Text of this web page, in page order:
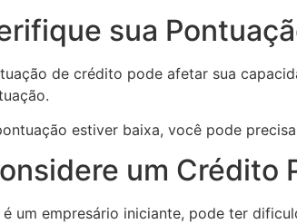
sua
de crédito pode afetar sua
estiver baixa, você pode
um Crédito
é um empresário iniciante, pode ter